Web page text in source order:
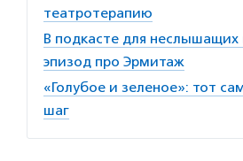
театротерапию
В подкасте для неслышащих
эпизод про Эрмитаж
«Голубое и зеленое»: тот
шаг